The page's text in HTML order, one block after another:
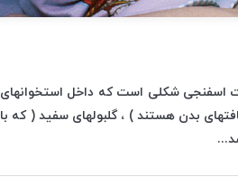
اسفنجی شکلی است که داخل استخوانهای
بدن هستند ) ، گلبولهای سفید ( که با